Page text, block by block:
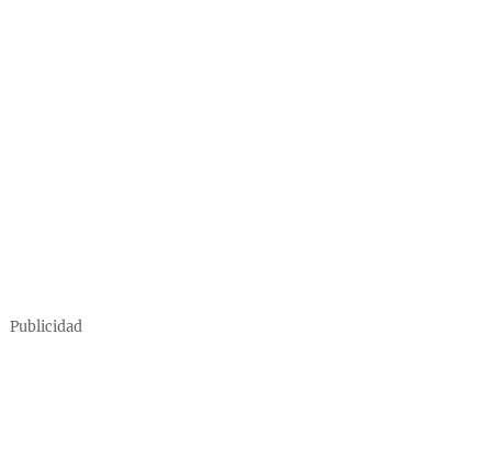
Publicidad